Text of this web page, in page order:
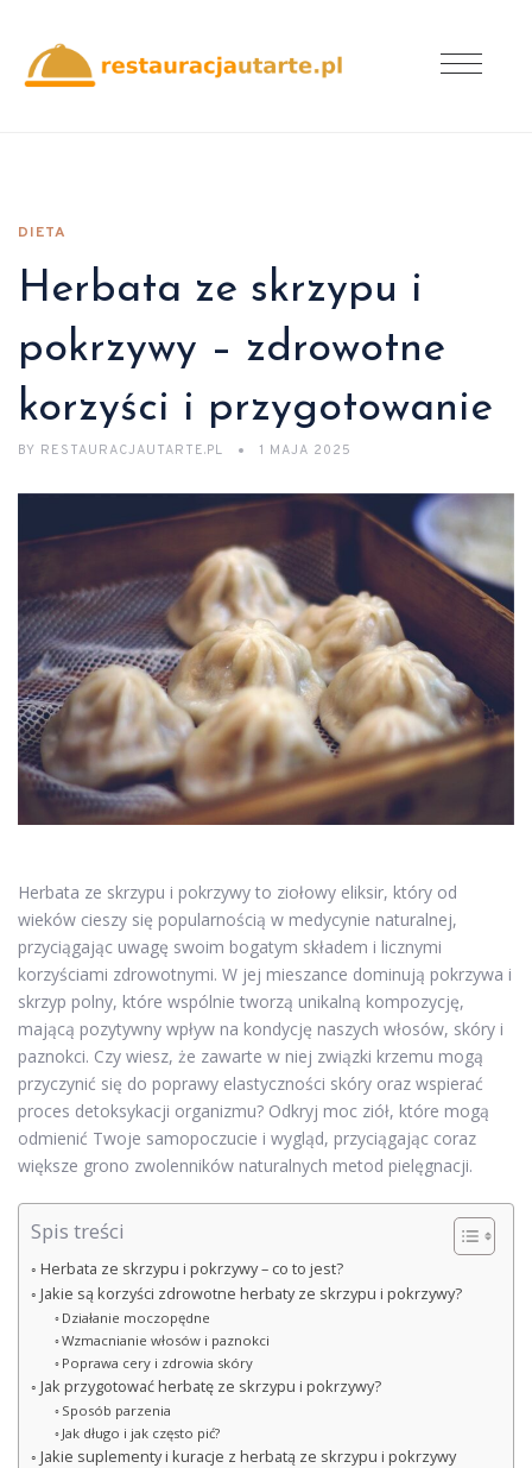
DIETA
Herbata ze skrzypu i
pokrzywy – zdrowotne
korzyści i przygotowanie
BY RESTAURACJAUTARTE.PL 1 MAJA 2025
Herbata ze skrzypu i pokrzywy to ziołowy eliksir, który od
wieków cieszy się popularnością w medycynie naturalnej,
przyciągając uwagę swoim bogatym składem i licznymi
korzyściami zdrowotnymi. W jej mieszance dominują pokrzywa i
skrzyp polny, które wspólnie tworzą unikalną kompozycję,
mającą pozytywny wpływ na kondycję naszych włosów, skóry i
paznokci. Czy wiesz, że zawarte w niej związki krzemu mogą
przyczynić się do poprawy elastyczności skóry oraz wspierać
proces detoksykacji organizmu? Odkryj moc ziół, które mogą
odmienić Twoje samopoczucie i wygląd, przyciągając coraz
większe grono zwolenników naturalnych metod pielęgnacji.
Spis treści
Herbata ze skrzypu i pokrzywy – co to jest?
Jakie są korzyści zdrowotne herbaty ze skrzypu i pokrzywy?
Działanie moczopędne
Wzmacnianie włosów i paznokci
Poprawa cery i zdrowia skóry
Jak przygotować herbatę ze skrzypu i pokrzywy?
Sposób parzenia
Jak długo i jak często pić?
Jakie suplementy i kuracje z herbatą ze skrzypu i pokrzywy